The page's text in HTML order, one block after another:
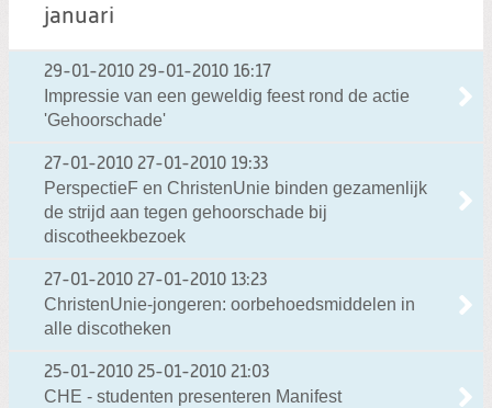
januari
29-01-2010 29-01-2010 16:17
Impressie van een geweldig feest rond de actie
'Gehoorschade'
27-01-2010 27-01-2010 19:33
PerspectieF en ChristenUnie binden gezamenlijk
de strijd aan tegen gehoorschade bij
discotheekbezoek
27-01-2010 27-01-2010 13:23
ChristenUnie-jongeren: oorbehoedsmiddelen in
alle discotheken
25-01-2010 25-01-2010 21:03
CHE - studenten presenteren Manifest